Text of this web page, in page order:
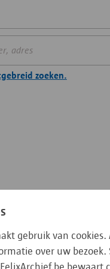
zoeken.
voor geteisterden
per straat
- Landbouwstraat -
gebruik van
over uw